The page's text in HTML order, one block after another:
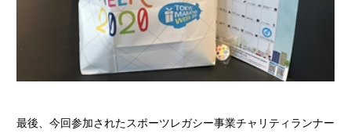
最後、今回参加されたスポーツレガシー事業チャリティランナー